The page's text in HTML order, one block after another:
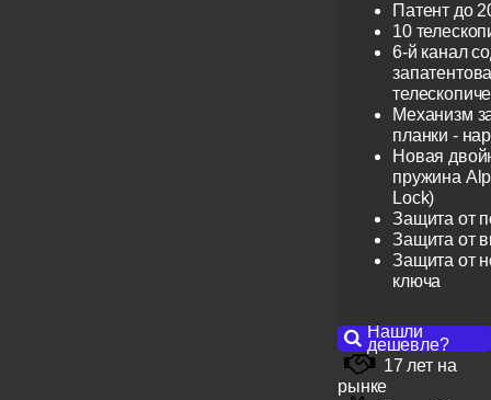
Патент до
10
6-й канал
Механизм
планки -
Новая
пружина
Lock)
Защита от
Защита от
Защита от
ключа
Нашли
дешевле?
17 лет на
рынке